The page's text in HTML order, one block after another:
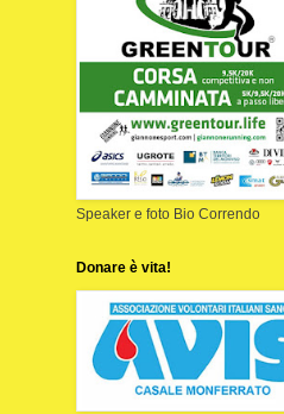
Speaker e foto Bio Correndo
Donare è vita!